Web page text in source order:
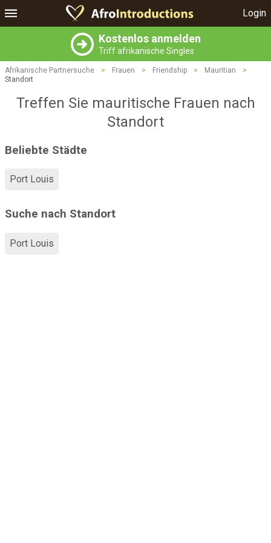
Login
Kostenlos anmelden
Triff afrikanische Singles
Afrikanische Partnersuche > Frauen > Friendship > Mauritian
>
Standort
Treffen Sie mauritische Frauen nach
Standort
Beliebte Städte
Port Louis
Suche nach Standort
Port Louis